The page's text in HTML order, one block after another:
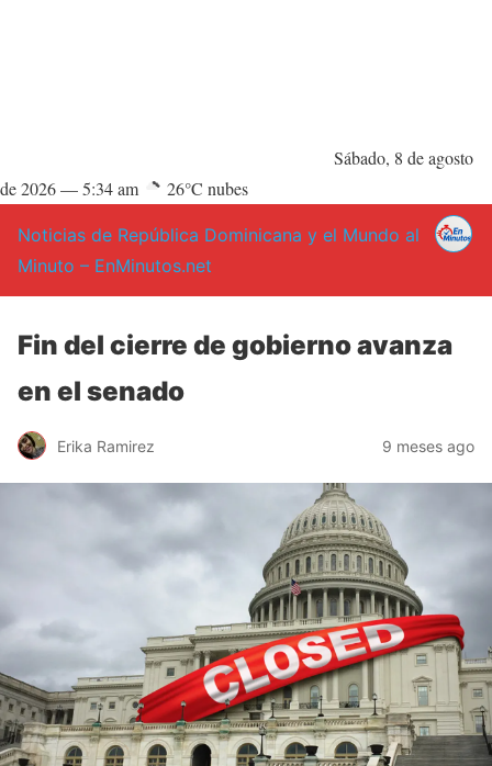
Sábado, 8 de agosto
de 2026 —5:34 am 26°C nubes
Noticias de República Dominicana y el Mundo al
Minuto – EnMinutos.net
Fin del cierre de gobierno avanza
en el senado
Erika Ramirez 9 meses ago